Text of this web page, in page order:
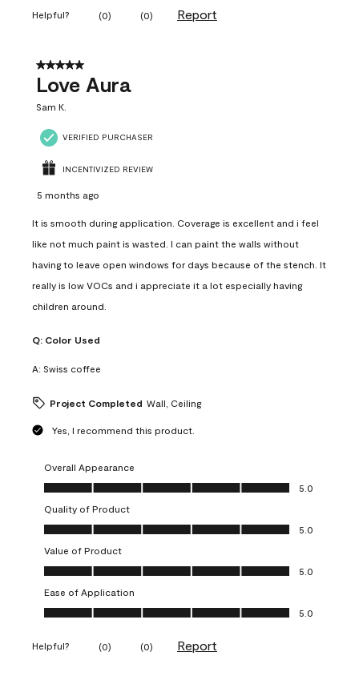
Helpful? (0) (0) Report
5 out of 5 stars.
Love Aura
Sam K.
VERIFIED PURCHASER
INCENTIVIZED REVIEW
5 months ago
It is smooth during application. Coverage is excellent and i feel
like not much paint is wasted. I can paint the walls without
having to leave open windows for days because of the stench. It
really is low VOCs and i appreciate it a lot especially having
children around.
Q: Color Used
A: Swiss coffee
Project Completed Wall, Ceiling
Yes, I recommend this product.
Overall Appearance
Overall Appearance, 5.0 out of 5
5.0
Quality of Product
Quality of Product, 5.0 out of 5
5.0
Value of Product
Value of Product, 5.0 out of 5
5.0
Ease of Application
Ease of Application, 5.0 out of 5
5.0
Helpful? (0) (0) Report